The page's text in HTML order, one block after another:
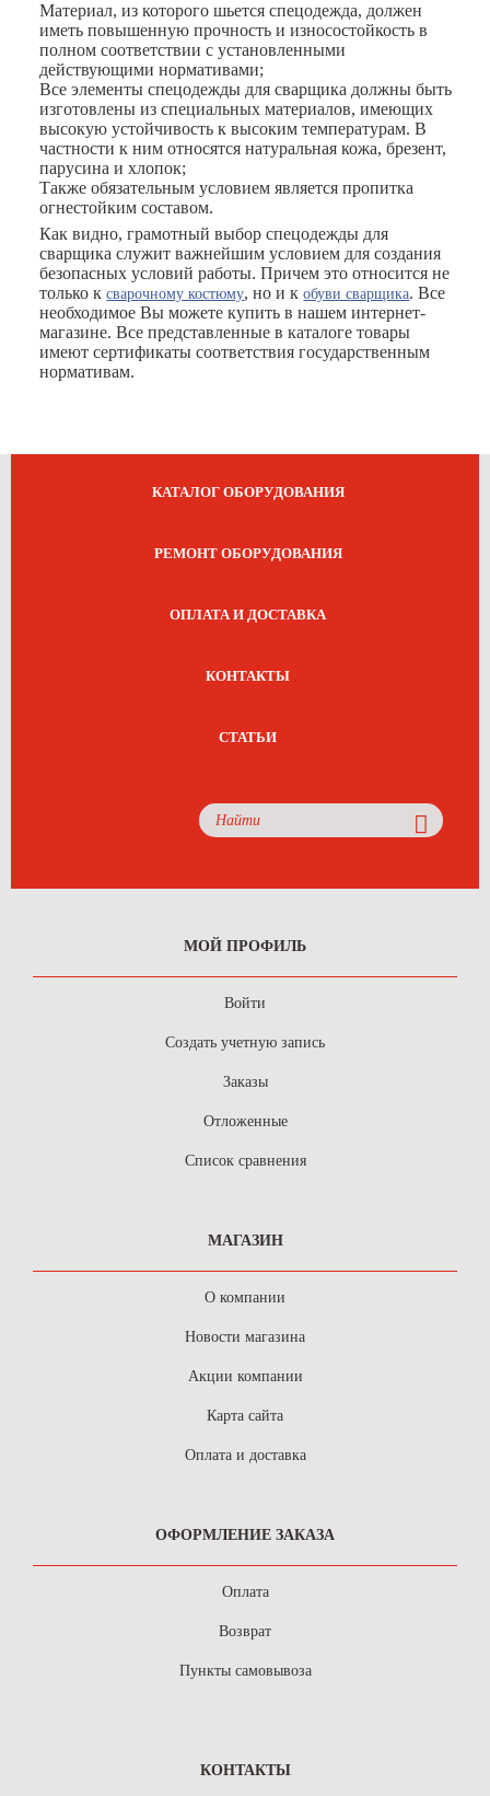
Материал, из которого шьется спецодежда, должен
иметь повышенную прочность и износостойкость в
полном соответствии с установленными
действующими нормативами;
Все элементы спецодежды для сварщика должны быть
изготовлены из специальных материалов, имеющих
высокую устойчивость к высоким температурам. В
частности к ним относятся натуральная кожа, брезент,
парусина и хлопок;
Также обязательным условием является пропитка
огнестойким составом.
Как видно, грамотный выбор спецодежды для
сварщика служит важнейшим условием для создания
безопасных условий работы. Причем это относится не
только ксварочному костюму, но и кобуви сварщика. Все
необходимое Вы можете купить в нашем интернет-
магазине. Все представленные в каталоге товары
имеют сертификаты соответствия государственным
нормативам.
КАТАЛОГ ОБОРУДОВАНИЯ
РЕМОНТ ОБОРУДОВАНИЯ
ОПЛАТА И ДОСТАВКА
КОНТАКТЫ
СТАТЬИ
МОЙ ПРОФИЛЬ
Войти
Создать учетную запись
Заказы
Отложенные
Список сравнения
МАГАЗИН
О компании
Новости магазина
Акции компании
Карта сайта
Оплата и доставка
ОФОРМЛЕНИЕ ЗАКАЗА
Оплата
Возврат
Пункты самовывоза
КОНТАКТЫ